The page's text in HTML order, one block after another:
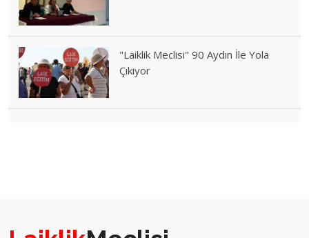
"Laiklik Meclisi" 90 Aydın İle Yola
Çıkıyor